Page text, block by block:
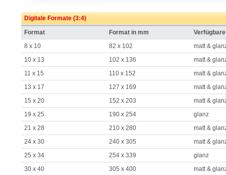
Digitale Formate (3:4)
Format
Format in mm
8 x 10
82 x 102
matt &
10 x 13
102 x 136
matt &
11 x 15
110 x 152
matt &
13 x 17
127 x 169
matt &
15 x 20
152 x 203
matt &
19 x 25
190 x 254
glanz
21 x 28
210 x 280
matt &
24 x 30
240 x 305
matt &
25 x 34
254 x 339
glanz
30 x 40
305 x 400 matt &